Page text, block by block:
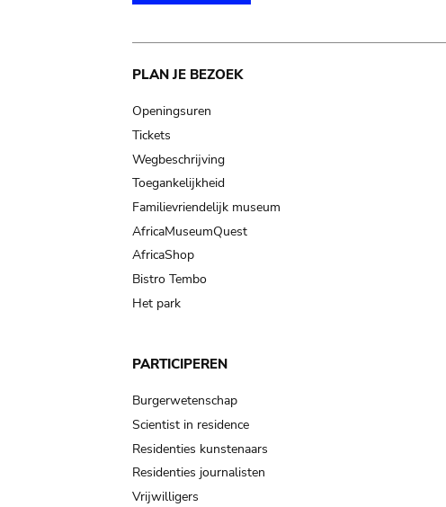
Main
navigation
PLAN JE BEZOEK
Openingsuren
Tickets
Wegbeschrijving
Toegankelijkheid
Familievriendelijk museum
AfricaMuseumQuest
AfricaShop
Bistro Tembo
Het park
PARTICIPEREN
Burgerwetenschap
Scientist in residence
Residenties kunstenaars
Residenties journalisten
Vrijwilligers